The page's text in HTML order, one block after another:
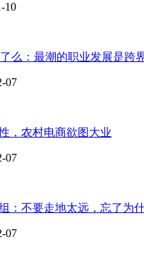
10
么：最潮的职业发展是跨
07
，农村电商欲图大业
07
：不要走地太远，忘了为
07